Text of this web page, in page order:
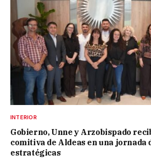
INTERIOR
Gobierno, Unne y Arzobispado
comitiva de Aldeas en una jornada
estratégicas